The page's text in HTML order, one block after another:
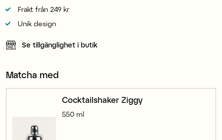
Frakt från 249 kr
Unik design
Se tillgänglighet i butik
Matcha med
Cocktailshaker Ziggy
550 ml